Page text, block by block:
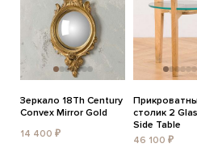
Зеркало 18Th Century
Convex Mirror Gold
14 400 ₽
столик 2
Side Table
46 100 ₽